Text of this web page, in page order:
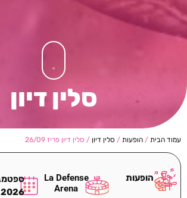
סלין דיון
עמוד הבית / הופעות / סלין דיון / סלין דיון פריז 26/09
הופעות
La Defense
Arena
2026